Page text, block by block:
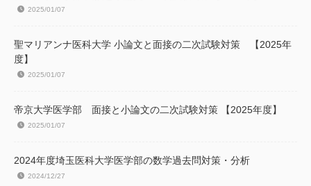
2025/01/07
聖マリアンナ医科大学 小論文と面接の二次試験対策 【2025年
度】
2025/01/07
帝京大学医学部 面接と小論文の二次試験対策 【2025年度】
2025/01/07
2024年度埼玉医科大学医学部の数学過去問対策・分析
2024/12/27